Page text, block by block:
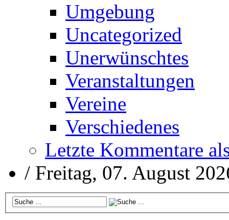
Umgebung
Uncategorized
Unerwünschtes
Veranstaltungen
Vereine
Verschiedenes
Letzte Kommentare
/ Freitag, 07. August